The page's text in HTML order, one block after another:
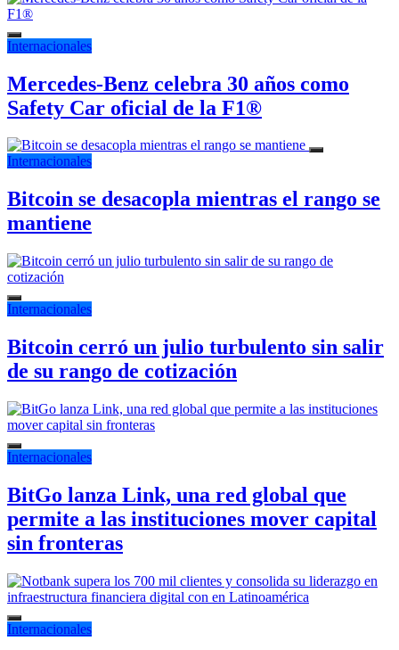
Internacionales
Mercedes-Benz celebra 30 años como
Safety Car oficial de la F1®
Internacionales
Bitcoin se desacopla mientras el rango se
mantiene
Internacionales
Bitcoin cerró un julio turbulento sin salir
de su rango de cotización
Internacionales
BitGo lanza Link, una red global que
permite a las instituciones mover capital
sin fronteras
Internacionales